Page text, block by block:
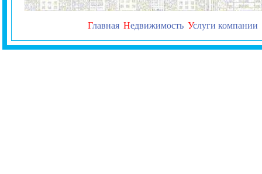
Главная Недвижимость Услуги компании